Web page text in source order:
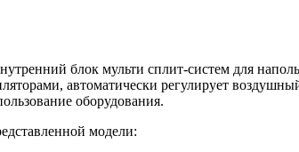
блок мульти сплит-систем для
автоматически регулирует
оборудования.
модели: